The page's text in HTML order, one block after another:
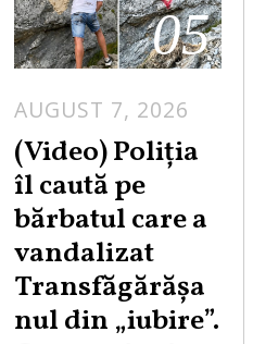
05
AUGUST 7, 2026
G
S
7
,
(Video) Poliția
îl caută pe
bărbatul care a
vandalizat
Transfăgărășa
nul din „iubire”.